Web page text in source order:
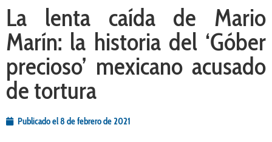
La lenta caída de Mario
Marín: la historia del ‘Góber
precioso’ mexicano acusado
de tortura
Publicado el8 de febrero de 2021